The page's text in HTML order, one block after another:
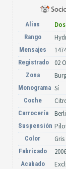
Alias
Rango
Mensajes 1474
Registrado 02
Zona
Monograma Sí
Coche
Carrocería
Suspensión
Color
Fabricado 2006
Acabado